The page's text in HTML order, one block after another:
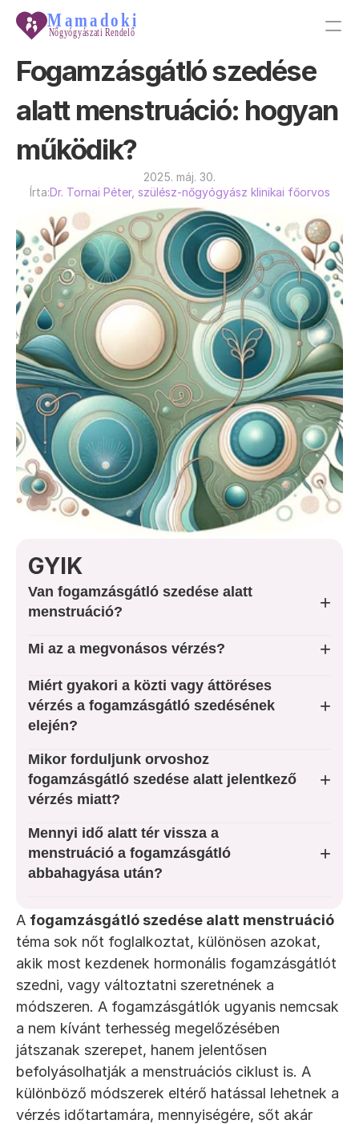
Főoldal
Rólam
Árak
Tudástár
Galéria
Kapcsolat
Foglaljon Időpontot
PRODUCT
Design
Content
Publish
Nőgyógyászat
Rákszűrés
Terhesgondozás
Változókor
TUDÁSTÁR
Nőgyógyászati Tevékenységek
Fogamzásgátló szedése
alatt menstruáció: hogyan
működik?
2025. máj. 30.
Írta:Dr. Tornai Péter, szülész-nőgyógyász klinikai főorvos
GYIK
Van fogamzásgátló szedése alatt
menstruáció?
+
Mi az a megvonásos vérzés? +
Miért gyakori a közti vagy áttöréses
vérzés a fogamzásgátló szedésének
elején?
+
Mikor forduljunk orvoshoz
fogamzásgátló szedése alatt jelentkező
vérzés miatt?
+
Mennyi idő alatt tér vissza a
menstruáció a fogamzásgátló
abbahagyása után?
+
A fogamzásgátló szedése alatt menstruáció
téma sok nőt foglalkoztat, különösen azokat,
akik most kezdenek hormonális fogamzásgátlót
szedni, vagy változtatni szeretnének a
módszeren. A fogamzásgátlók ugyanis nemcsak
a nem kívánt terhesség megelőzésében
játszanak szerepet, hanem jelentősen
befolyásolhatják a menstruációs ciklust is. A
különböző módszerek eltérő hatással lehetnek a
vérzés időtartamára, mennyiségére, sőt akár